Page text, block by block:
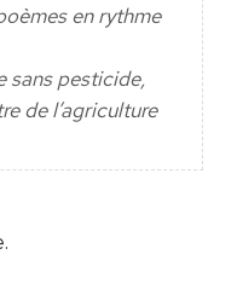
en rythme
sans pesticide,
de l’agriculture